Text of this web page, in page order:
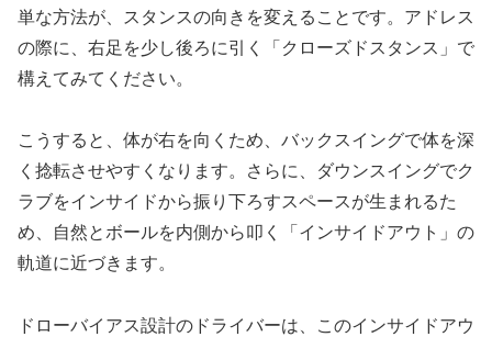
単な方法が、スタンスの向きを変えることです。アドレス
の際に、右足を少し後ろに引く「クローズドスタンス」で
構えてみてください。
こうすると、体が右を向くため、バックスイングで体を深
く捻転させやすくなります。さらに、ダウンスイングでク
ラブをインサイドから振り下ろすスペースが生まれるた
め、自然とボールを内側から叩く「インサイドアウト」の
軌道に近づきます。
ドローバイアス設計のドライバーは、このインサイドアウ